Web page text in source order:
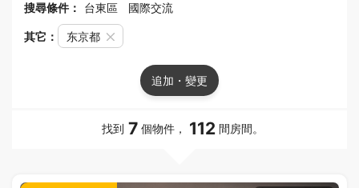
搜尋條件： 台東區 國際交流
其它： 东京都
追加・變更
找到 7 個物件， 112 間房間。